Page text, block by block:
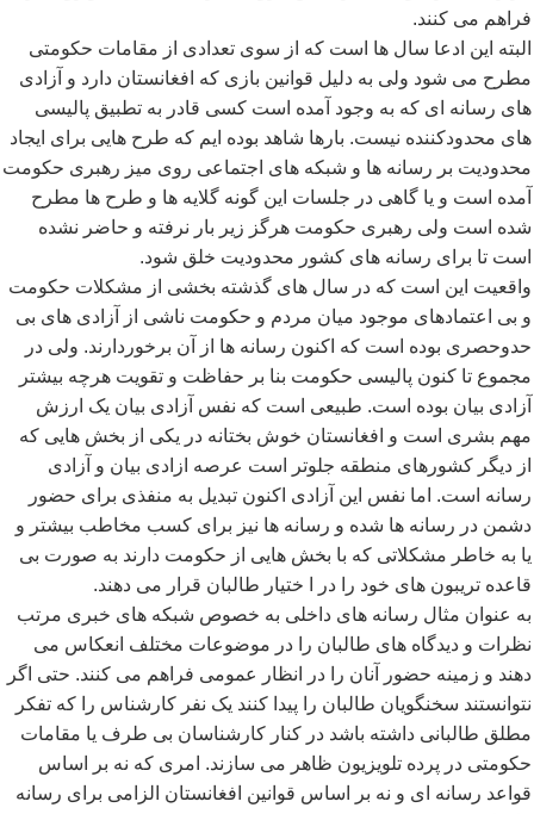
فراهم می کنند.
البته این ادعا سال ها است که از سوی تعدادی از مقامات حکومتی
مطرح می شود ولی به دلیل قوانین بازی که افغانستان دارد و آزادی
های رسانه ای که به وجود آمده است کسی قادر به تطبیق پالیسی
های محدودکننده نیست. بارها شاهد بوده ایم که طرح هایی برای ایجاد
محدودیت بر رسانه ها و شبکه های اجتماعی روی میز رهبری حکومت
آمده است و یا گاهی در جلسات این گونه گلایه ها و طرح ها مطرح
شده است ولی رهبری حکومت هرگز زیر بار نرفته و حاضر نشده
است تا برای رسانه های کشور محدودیت خلق شود.
واقعیت این است که در سال های گذشته بخشی از مشکلات حکومت
و بی اعتمادهای موجود میان مردم و حکومت ناشی از آزادی های بی
حدوحصری بوده است که اکنون رسانه ها از آن برخوردارند. ولی در
مجموع تا کنون پالیسی حکومت بنا بر حفاظت و تقویت هرچه بیشتر
آزادی بیان بوده است. طبیعی است که نفس آزادی بیان یک ارزش
مهم بشری است و افغانستان خوش بختانه در یکی از بخش هایی که
از دیگر کشورهای منطقه جلوتر است عرصه ازادی بیان و آزادی
رسانه است. اما نفس این آزادی اکنون تبدیل به منفذی برای حضور
دشمن در رسانه ها شده و رسانه ها نیز برای کسب مخاطب بیشتر و
یا به خاطر مشکلاتی که با بخش هایی از حکومت دارند به صورت بی
قاعده تریبون های خود را در ا ختیار طالبان قرار می دهند.
به عنوان مثال رسانه های داخلی به خصوص شبکه های خبری مرتب
نظرات و دیدگاه های طالبان را در موضوعات مختلف انعکاس می
دهند و زمینه حضور آنان را در انظار عمومی فراهم می کنند. حتی اگر
نتوانستند سخنگویان طالبان را پیدا کنند یک نفر کارشناس را که تفکر
مطلق طالبانی داشته باشد در کنار کارشناسان بی طرف یا مقامات
حکومتی در پرده تلویزیون ظاهر می سازند. امری که نه بر اساس
قواعد رسانه ای و نه بر اساس قوانین افغانستان الزامی برای رسانه